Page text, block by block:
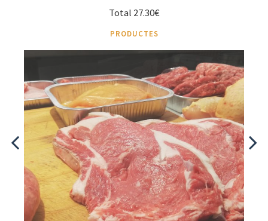
Total 27.30€
PRODUCTES